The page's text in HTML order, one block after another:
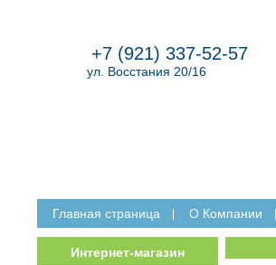
+7 (921) 337-52-57
ул. Восстания 20/16
Главная страница O Компании
Интернет-магазин